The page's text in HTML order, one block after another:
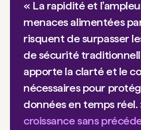
« La rapidité et
menaces alimentées
risquent de surpasser
de sécurité
apporte la clarté et le
nécessaires pour
données en temps réel.
croissance sans